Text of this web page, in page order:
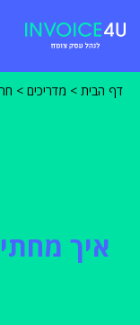
דף הבית > מדריכים >
איך